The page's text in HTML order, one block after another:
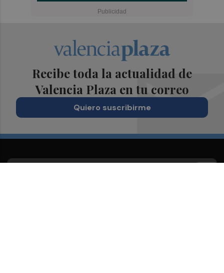
Recibe toda la actualidad de
Valencia Plaza en tu correo
Quiero suscribirme